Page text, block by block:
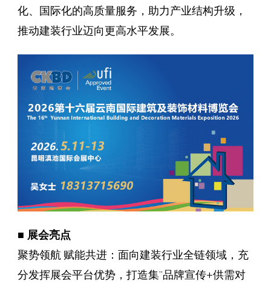
化、国际化的高质量服务，助力产业结构升级，
推动建装行业迈向更高水平发展。
■ 展会亮点
聚势领航 赋能共进：面向建装行业全链领域，充
分发挥展会平台优势，打造集”品牌宣传+供需对